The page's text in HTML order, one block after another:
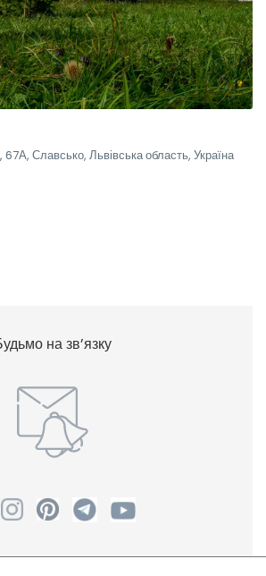
Славсько, Львівська область, Україна
на зв’язку